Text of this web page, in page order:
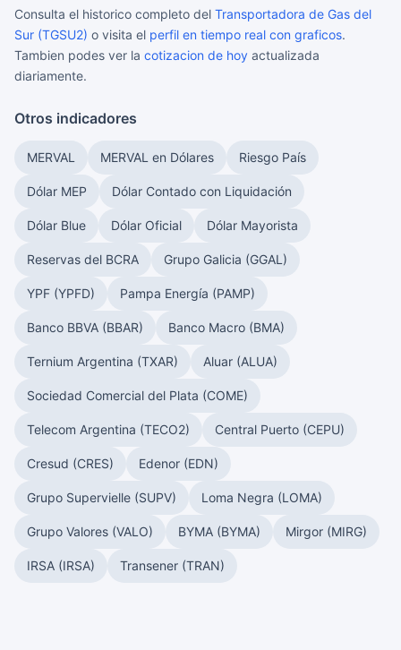
Consulta el historico completo del Transportadora de Gas del
Sur (TGSU2) o visita el perfil en tiempo real con graficos.
Tambien podes ver la cotizacion de hoy actualizada
diariamente.
Otros indicadores
MERVAL MERVAL en Dólares Riesgo País
Dólar MEP Dólar Contado con Liquidación
Dólar Blue Dólar Oficial Dólar Mayorista
Reservas del BCRA Grupo Galicia (GGAL)
YPF (YPFD) Pampa Energía (PAMP)
Banco BBVA (BBAR) Banco Macro (BMA)
Ternium Argentina (TXAR) Aluar (ALUA)
Sociedad Comercial del Plata (COME)
Telecom Argentina (TECO2) Central Puerto (CEPU)
Cresud (CRES) Edenor (EDN)
Grupo Supervielle (SUPV) Loma Negra (LOMA)
Grupo Valores (VALO) BYMA (BYMA) Mirgor (MIRG)
IRSA (IRSA) Transener (TRAN)